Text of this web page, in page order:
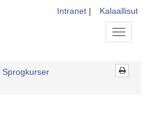
Toggle
Intranet | Kalaallisut
Sprogkurser